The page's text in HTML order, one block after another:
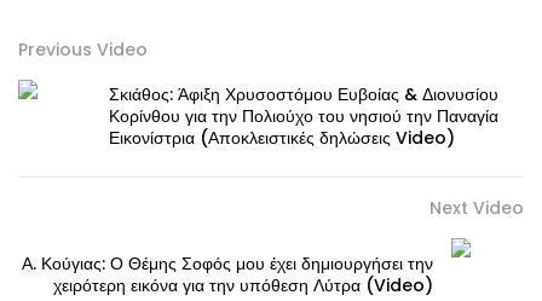
Previous Video
Σκιάθος: Άφιξη Χρυσοστόμου Ευβοίας & Διονυσίου
Κορίνθου για την Πολιούχο του νησιού την Παναγία
Εικονίστρια (Αποκλειστικές δηλώσεις Video)
Next Video
Α. Κούγιας: Ο Θέμης Σοφός μου έχει δημιουργήσει την
χειρότερη εικόνα για την υπόθεση Λύτρα (Video)